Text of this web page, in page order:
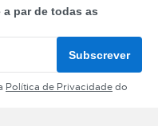
a par de todas as
Subscrever
Política de Privacidadedo